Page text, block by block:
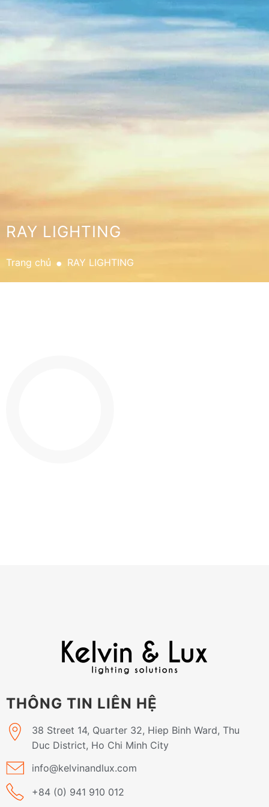
RAY LIGHTING
Trang chủ . RAY LIGHTING
THÔNG TIN LIÊN HỆ
38 Street 14, Quarter 32, Hiep Binh Ward, Thu
Duc District, Ho Chi Minh City
info@kelvinandlux.com
+84 (0) 941 910 012